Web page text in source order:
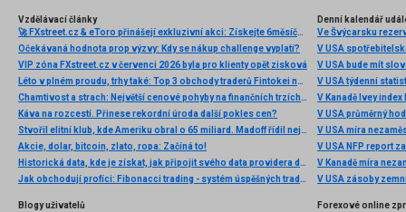
Vzdělávací články
🚀 FXstreet.cz & eToro přinášejí exkluzivní akci: Získejte 6měsíční členství ve VIP zóně ZDARMA
Očekávaná hodnota prop výzvy: Kdy se nákup challenge vyplatí?
VIP zóna FXstreet.cz v červenci 2026 byla pro klienty opět zisková
Léto v plném proudu, trhy také: Top 3 obchody traderů Fintokei na indexech a zlatě
Chamtivost a strach: Největší cenové pohyby na finančních trzích (červenec 2026)
Káva na rozcestí. Přinese rekordní úroda další pokles cen?
Stvořil elitní klub, kde Ameriku obral o 65 miliard. Madoff řídil největší Ponzi dějin
Akcie, dolar, bitcoin, zlato, ropa: Začíná to!
Historická data, kde je získat, jak připojit svého data providera do MultiCharts a proč je budeme potřebovat? (4. díl)
Jak obchodují profíci: Fibonacci trading - systém úspěšných traderů
Denní kalendář
Ve Švýcarsku
V USA
V USA bude mít
V USA týdenní
V Kanadě Ivey index
V USA průměrný
V USA míra
V USA NFP report
V Kanadě míra
V USA zásoby
Blogy uživatelů
Forexové online